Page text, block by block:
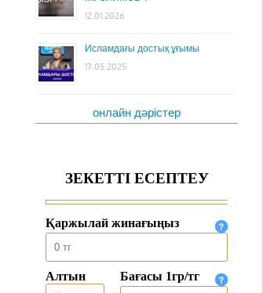
12.01.2026
Исламдағы достық ұғымы
17.05.2025
онлайн дәрістер